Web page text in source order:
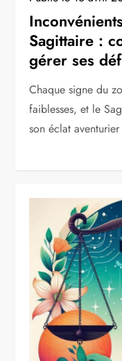
Sagittaire :
gérer ses
Chaque signe du
faiblesses, et le
son éclat